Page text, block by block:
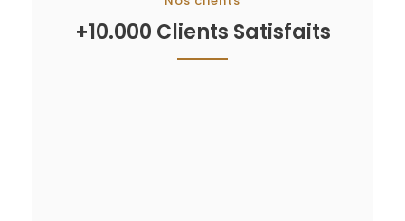
+10.000 Clients Satisfaits